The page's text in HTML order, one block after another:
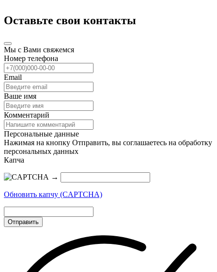
Оставьте свои контакты
Мы с Вами свяжемся
Номер телефона
Email
Ваше имя
Комментарий
Персональные данные
Нажимая на кнопку Отправить, вы соглашаетесь на обработку
персональных данных
Капча
→
Обновить капчу (CAPTCHA)
Отправить